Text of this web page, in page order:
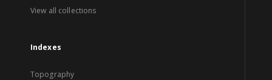
View all collections
Indexes
Topography